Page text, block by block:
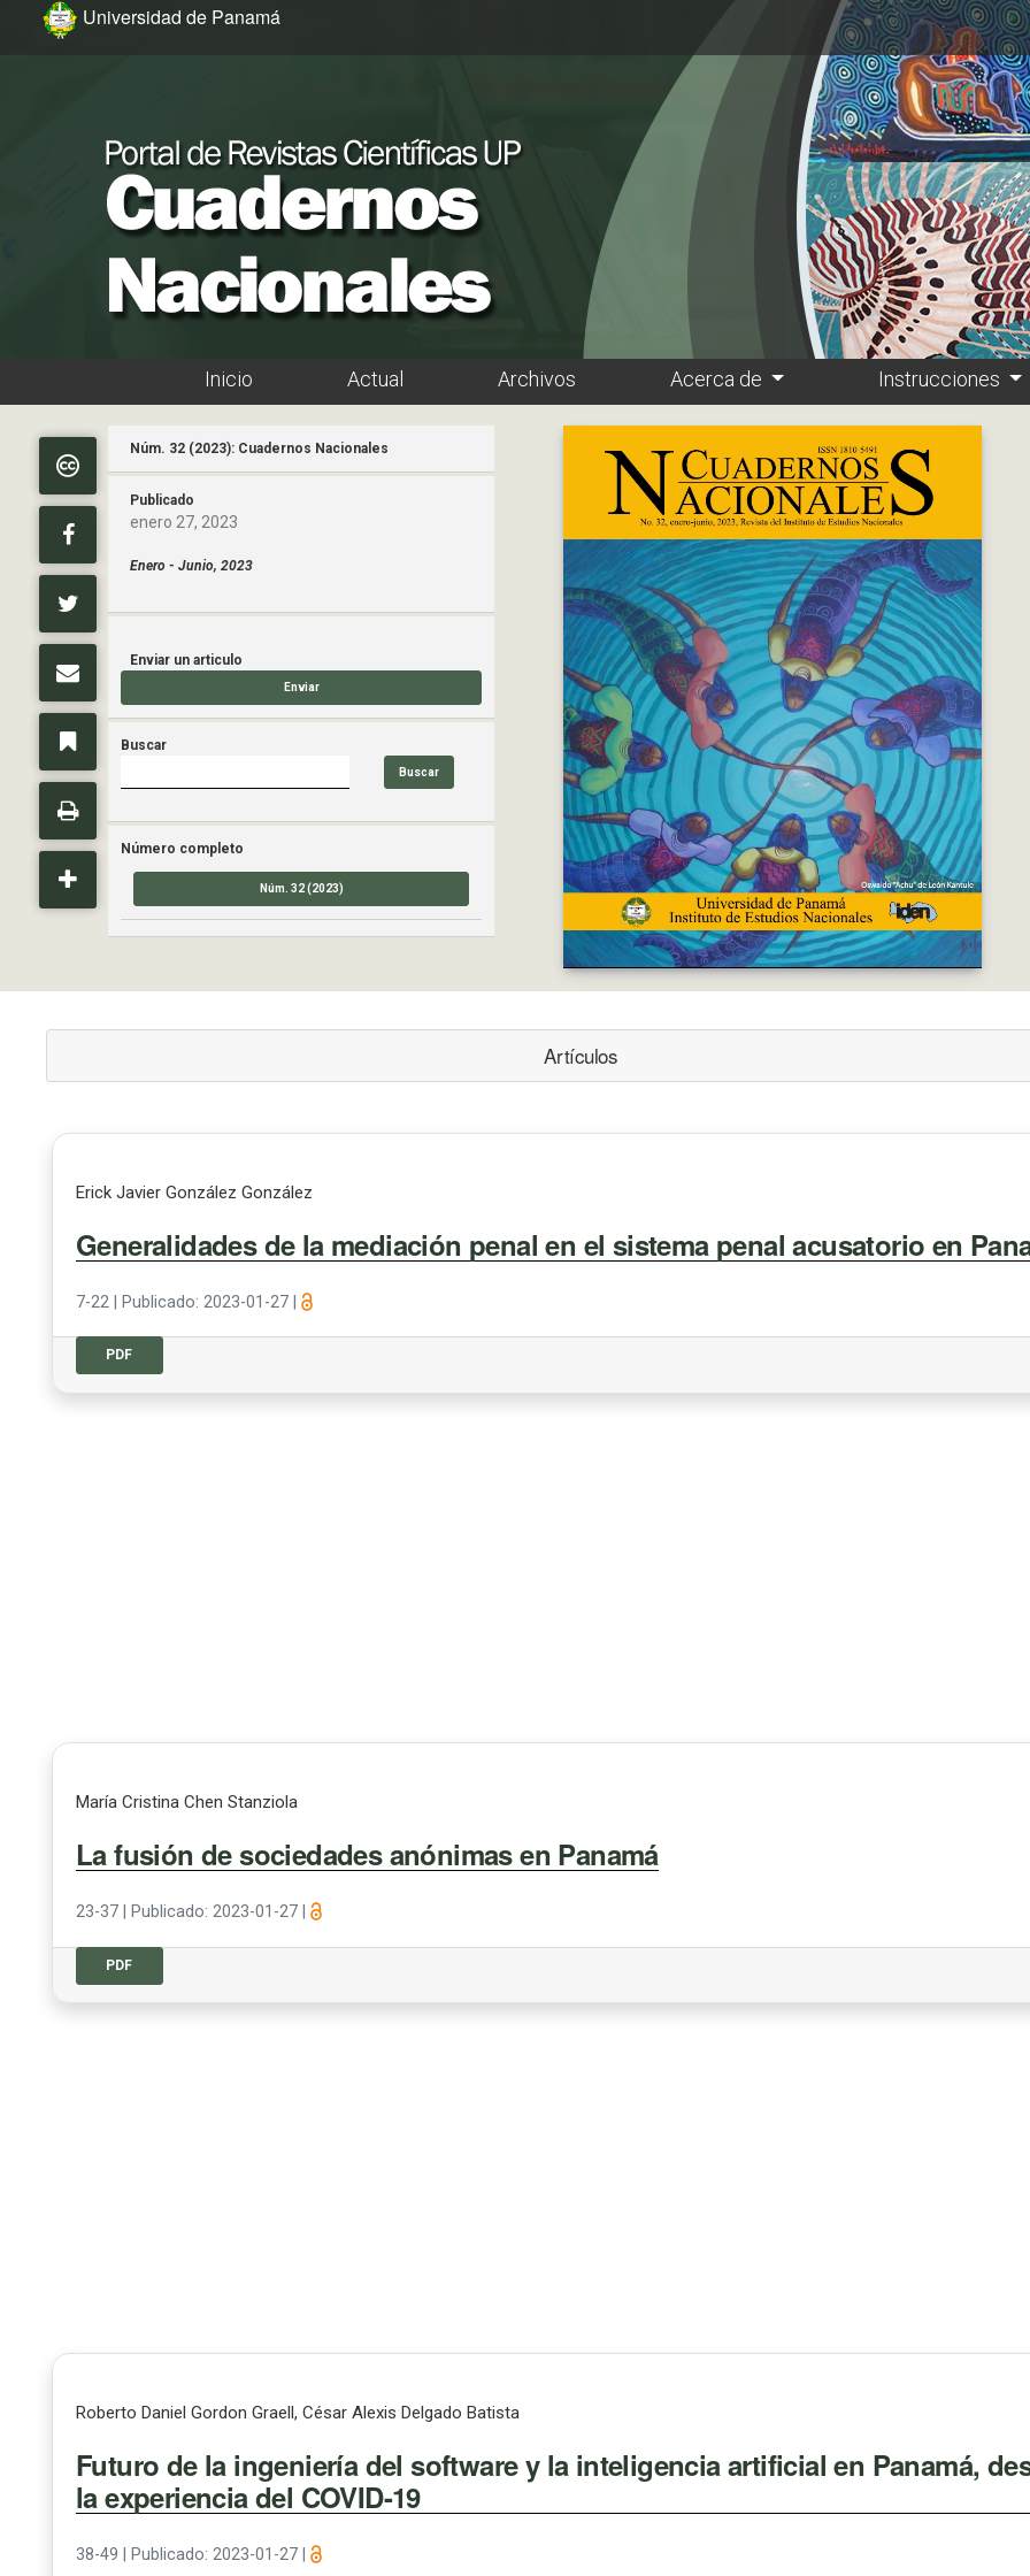
Ir al menú de navegación principal
Ir al contenido principal
Ir al pie de página del sitio
Universidad de Panamá
Menú principal
Inicio Actual Archivos Acerca de Instrucciones
Núm. 32 (2023): Cuadernos Nacionales
Publicado
enero 27, 2023
Enero - Junio, 2023
Enviar un articulo
Enviar
Buscar
Buscar
Número completo
Núm. 32 (2023)
Artículos
Erick Javier González González
Generalidades de la mediación penal en el sistema penal acusatorio en
7-22 Publicado: 2023-01-27
PDF
María Cristina Chen Stanziola
La fusión de sociedades anónimas en Panamá
23-37 Publicado: 2023-01-27
PDF
Roberto Daniel Gordon Graell, César Alexis Delgado Batista
Futuro de la ingeniería del software y la inteligencia artificial en Panamá,
la experiencia del COVID-19
38-49 Publicado: 2023-01-27